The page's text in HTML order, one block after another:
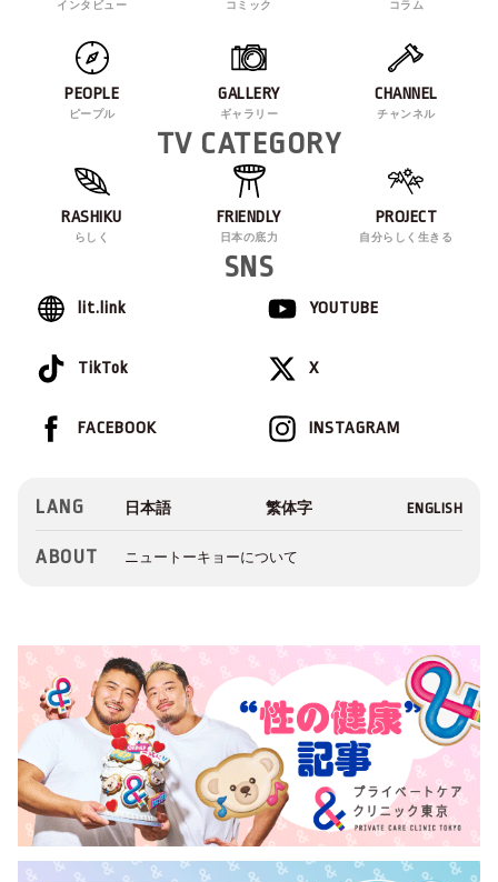
インタビュー コミック コラム
PEOPLE
ピープル
GALLERY
ギャラリー
CHANNEL
チャンネル
TV CATEGORY
RASHIKU
らしく
FRIENDLY
日本の底力
PROJECT
自分らしく生きる
SNS
lit.link YOUTUBE
TikTok X
INSTAGRAM
FACEBOOK
LANG
ABOUT ニュートーキョーについて